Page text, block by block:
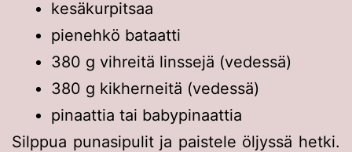
kesäkurpitsaa
pienehkö bataatti
380 g vihreitä linssejä (vedessä)
380 g kikherneitä (vedessä)
pinaattia tai babypinaattia
Silppua punasipulit ja paistele öljyssä hetki.